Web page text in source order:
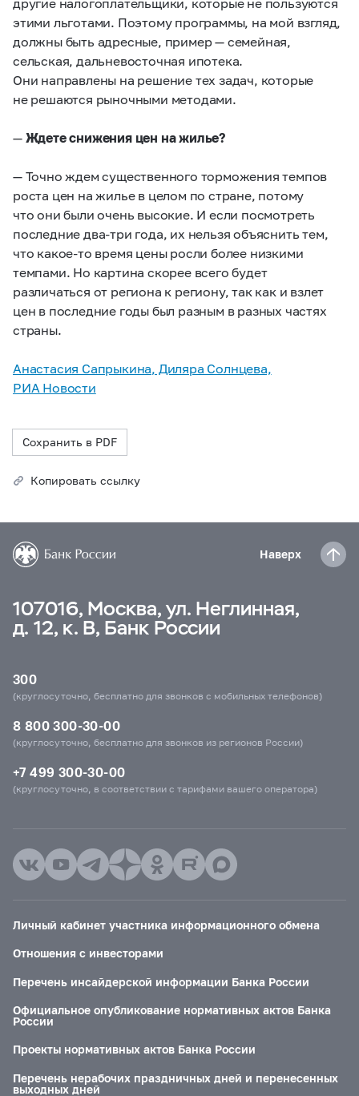
этими льготами. Поэтому программы, на мой взгляд,
должны быть адресные, пример — семейная,
сельская, дальневосточная ипотека.
Они направлены на решение тех задач, которые
не решаются рыночными методами.
— Ждете снижения цен на жилье?
— Точно ждем существенного торможения темпов
роста цен на жилье в целом по стране, потому
что они были очень высокие. И если посмотреть
последние два-три года, их нельзя объяснить тем,
что какое-то время цены росли более низкими
темпами. Но картина скорее всего будет
различаться от региона к региону, так как и взлет
цен в последние годы был разным в разных частях
страны.
Анастасия Сапрыкина, Диляра Солнцева,
РИА Новости
Сохранить в PDF
Копировать ссылку
Наверх
107016, Москва, ул. Неглинная,
д. 12, к. В, Банк России
300
(круглосуточно, бесплатно для звонков с мобильных телефонов)
8 800 300-30-00
(круглосуточно, бесплатно для звонков из регионов России)
+7 499 300-30-00
(круглосуточно, в соответствии с тарифами вашего оператора)
Личный кабинет участника информационного обмена
Отношения с инвесторами
Перечень инсайдерской информации Банка России
Официальное опубликование нормативных актов Банка
России
Проекты нормативных актов Банка России
Перечень нерабочих праздничных дней и перенесенных
выходных дней